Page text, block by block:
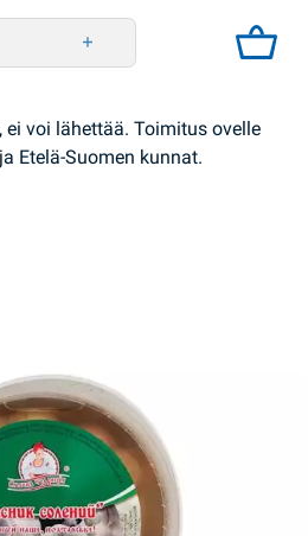
640g Salatoff quantity
ei voi lähettää. Toimitus ovelle
Etelä-Suomen kunnat.